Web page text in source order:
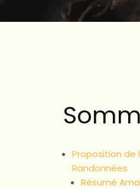
Proposition de
Randonnées
Résumé